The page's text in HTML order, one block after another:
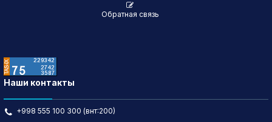
Обратная связь
Наши контакты
+998 555 100 300 (внт:200)